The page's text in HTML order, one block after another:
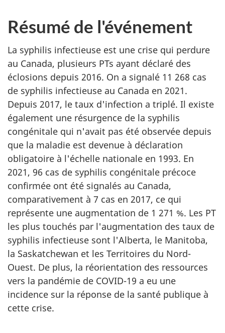
Résumé de l'événement
La syphilis infectieuse est une crise qui perdure
au Canada, plusieurs PTs ayant déclaré des
éclosions depuis 2016. On a signalé 11 268 cas
de syphilis infectieuse au Canada en 2021.
Depuis 2017, le taux d'infection a triplé. Il existe
également une résurgence de la syphilis
congénitale qui n'avait pas été observée depuis
que la maladie est devenue à déclaration
obligatoire à l'échelle nationale en 1993. En
2021, 96 cas de syphilis congénitale précoce
confirmée ont été signalés au Canada,
comparativement à 7 cas en 2017, ce qui
représente une augmentation de 1 271 %. Les PT
les plus touchés par l'augmentation des taux de
syphilis infectieuse sont l'Alberta, le Manitoba,
la Saskatchewan et les Territoires du Nord-
Ouest. De plus, la réorientation des ressources
vers la pandémie de COVID-19 a eu une
incidence sur la réponse de la santé publique à
cette crise.